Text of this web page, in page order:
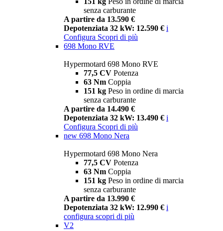
senza carburante
A partire da 13.590 €
Depotenziata 32 kW: 12.590 € i
Configura Scopri di più
698 Mono RVE
Hypermotard 698 Mono RVE
77,5 CV Potenza
63 Nm Coppia
151 kg Peso in ordine di marcia
senza carburante
A partire da 14.490 €
Depotenziata 32 kW: 13.490 € i
Configura Scopri di più
new 698 Mono Nera
Hypermotard 698 Mono Nera
77,5 CV Potenza
63 Nm Coppia
151 kg Peso in ordine di marcia
senza carburante
A partire da 13.990 €
Depotenziata 32 kW: 12.990 € i
configura scopri di più
V2